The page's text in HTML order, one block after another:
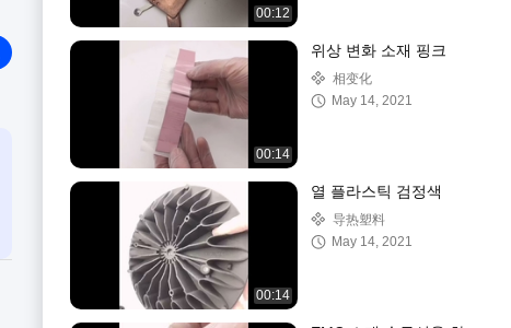
00:12
00:14
위상 변화 소재 핑크
相变化
May 14, 2021
00:14
열 플라스틱 검정색
导热塑料
May 14, 2021